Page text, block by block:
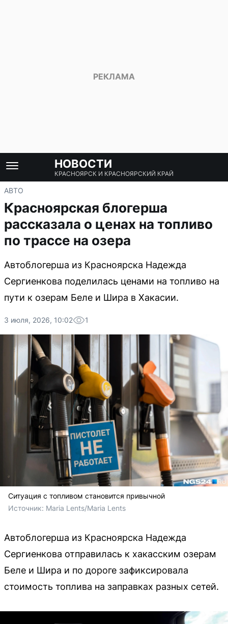
НОВОСТИ
КРАСНОЯРСК И КРАСНОЯРСКИЙ КРАЙ
АВТО
Красноярская блогерша
рассказала о ценах на топливо
по трассе на озера
Автоблогерша из Красноярска Надежда
Сергиенкова поделилась ценами на топливо на
пути к озерам Беле и Шира в Хакасии.
3 июля, 2026, 10:02 1
Ситуация с топливом становится привычной
Источник: Maria Lents/Maria Lents
Автоблогерша из Красноярска Надежда
Сергиенкова отправилась к хакасским озерам
Беле и Шира и по дороге зафиксировала
стоимость топлива на заправках разных сетей.